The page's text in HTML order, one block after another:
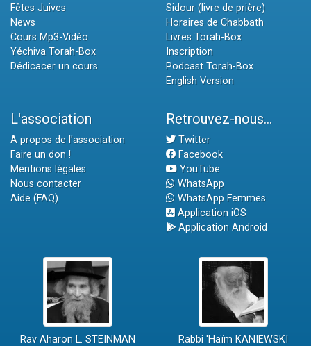
Fêtes Juives
News
Cours Mp3-Vidéo
Yéchiva Torah-Box
Dédicacer un cours
Sidour (livre de prière)
Horaires de Chabbath
Livres Torah-Box
Inscription
Podcast Torah-Box
English Version
L'association
A propos de l'association
Faire un don !
Mentions légales
Nous contacter
Aide (FAQ)
Retrouvez-nous...
Twitter
Facebook
YouTube
WhatsApp
WhatsApp Femmes
Application iOS
Application Android
Rav Aharon L. STEINMAN Rabbi 'Haïm KANIEWSKI